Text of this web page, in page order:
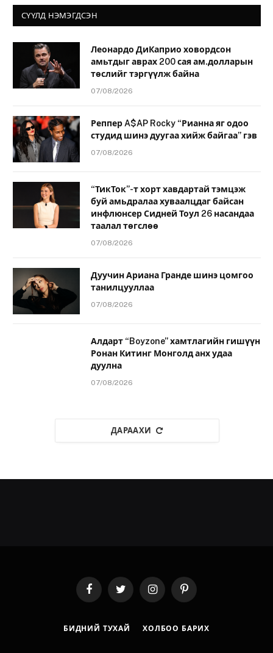
СҮҮЛД НЭМЭГДСЭН
Леонардо ДиКаприо ховордсон
амьтдыг аврах 200 сая ам.долларын
төслийг тэргүүлж байна
07/08/2026
Реппер A$AP Rocky “Рианна яг одоо
студид шинэ дуугаа хийж байгаа” гэв
07/08/2026
“ТикТок”-т хорт хавдартай тэмцэж
буй амьдралаа хуваалцдаг байсан
инфлюнсер Сидней Тоул 26 насандаа
таалал төгслөө
07/08/2026
Дуучин Ариана Гранде шинэ цомгоо
танилцууллаа
07/08/2026
Алдарт “Boyzone” хамтлагийн гишүүн
Ронан Китинг Монголд анх удаа
дуулна
07/08/2026
ДАРААХИ
FacebookTwitter InstagramPinterest
БИДНИЙ ТУХАЙ ХОЛБОО БАРИХ